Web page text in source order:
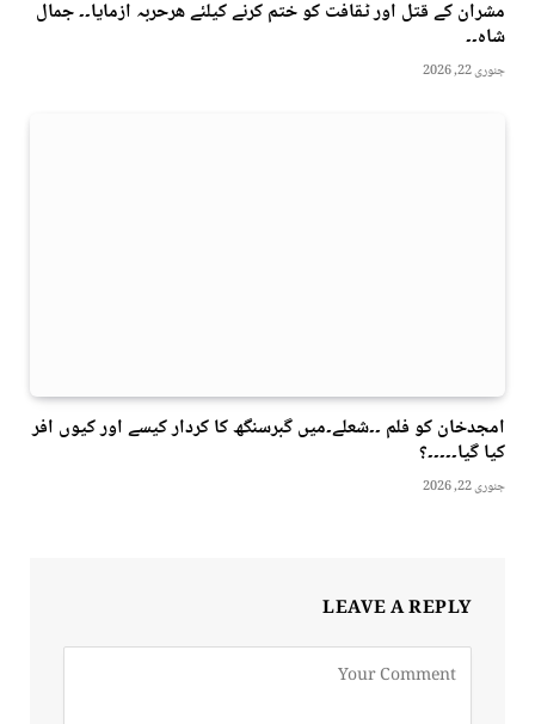
مشران کے قتل اور ٹقافت کو ختم کرنے کیلئے ھرحربہ ازمایا۔۔ جمال
شاہ۔۔
جنوری 22, 2026
امجدخان کو فلم ۔۔شعلے۔میں گبرسنگھ کا کردار کیسے اور کیوں افر
کیا گیا۔۔۔۔۔؟
جنوری 22, 2026
LEAVE A REPLY